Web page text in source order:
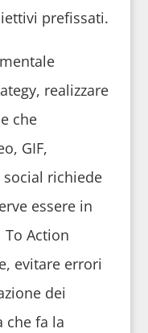
prefissati.
realizzare
che
GIF,
richiede
essere in
To Action
evitare errori
dei
che fa la